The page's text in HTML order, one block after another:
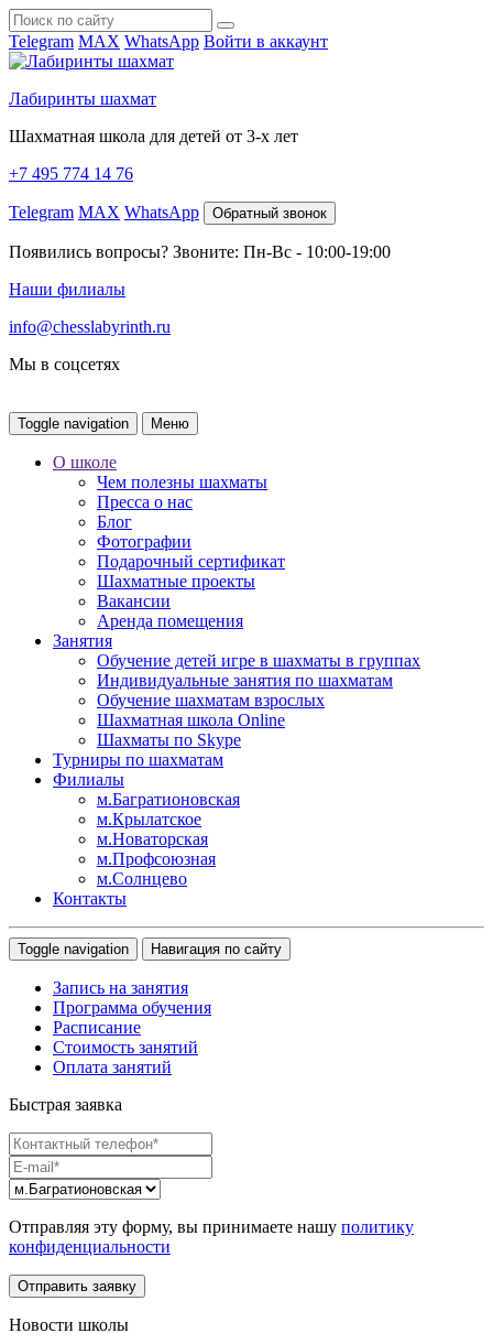
Telegram MAX WhatsApp Войти в аккаунт
Лабиринты шахмат
Шахматная школа для детей от 3-х лет
+7 495 774 14 76
Telegram MAX WhatsApp Обратный звонок
Появились вопросы? Звоните: Пн-Вс - 10:00-19:00
Наши филиалы
info@chesslabyrinth.ru
Мы в соцсетях
Toggle navigation Меню
О школе
Чем полезны шахматы
Пресса о нас
Блог
Фотографии
Подарочный сертификат
Шахматные проекты
Вакансии
Аренда помещения
Занятия
Обучение детей игре в шахматы в группах
Индивидуальные занятия по шахматам
Обучение шахматам взрослых
Шахматная школа Online
Шахматы по Skype
Турниры по шахматам
Филиалы
м.Багратионовская
м.Крылатское
м.Новаторская
м.Профсоюзная
м.Солнцево
Контакты
Toggle navigation Навигация по сайту
Запись на занятия
Программа обучения
Расписание
Стоимость занятий
Оплата занятий
Быстрая заявка
Отправляя эту форму, вы принимаете нашу политику
конфиденциальности
Новости школы